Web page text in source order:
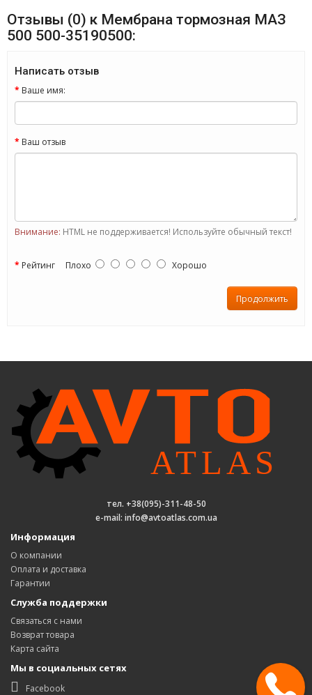
Отзывы (0) к Мембрана тормозная МАЗ
500 500-35190500:
Написать отзыв
Ваше имя:
Ваш отзыв
Внимание: HTML не поддерживается! Используйте обычный текст!
Рейтинг Плохо Хорошо
Продолжить
тел. +38(095)-311-48-50
e-mail: info@avtoatlas.com.ua
Информация
О компании
Оплата и доставка
Гарантии
Служба поддержки
Связаться с нами
Возврат товара
Карта сайта
Мы в социальных сетях
Facebook